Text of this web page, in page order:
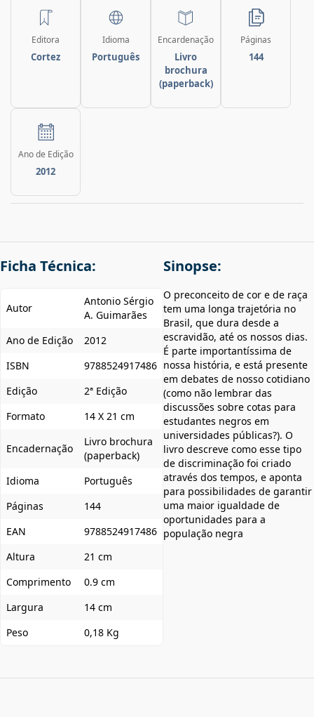
Editora
Cortez
Idioma
Português
Encardenação
Livro
brochura
(paperback)
Páginas
144
Ano de Edição
2012
Ficha Técnica:
Autor
Antonio Sérgio
A. Guimarães
Ano de Edição
2012
ISBN
9788524917486
Edição
2ª Edição
Formato
14 X 21 cm
Encadernação
Livro brochura
(paperback)
Idioma
Português
Páginas
144
EAN
9788524917486
Altura
21 cm
Comprimento
0.9 cm
Largura
14 cm
Peso
0,18 Kg
Sinopse:
O preconceito de cor e de raça
tem uma longa trajetória no
Brasil, que dura desde a
escravidão, até os nossos dias.
É parte importantíssima de
nossa história, e está presente
em debates de nosso cotidiano
(como não lembrar das
discussões sobre cotas para
estudantes negros em
universidades públicas?). O
livro descreve como esse tipo
de discriminação foi criado
através dos tempos, e aponta
para possibilidades de garantir
uma maior igualdade de
oportunidades para a
população negra